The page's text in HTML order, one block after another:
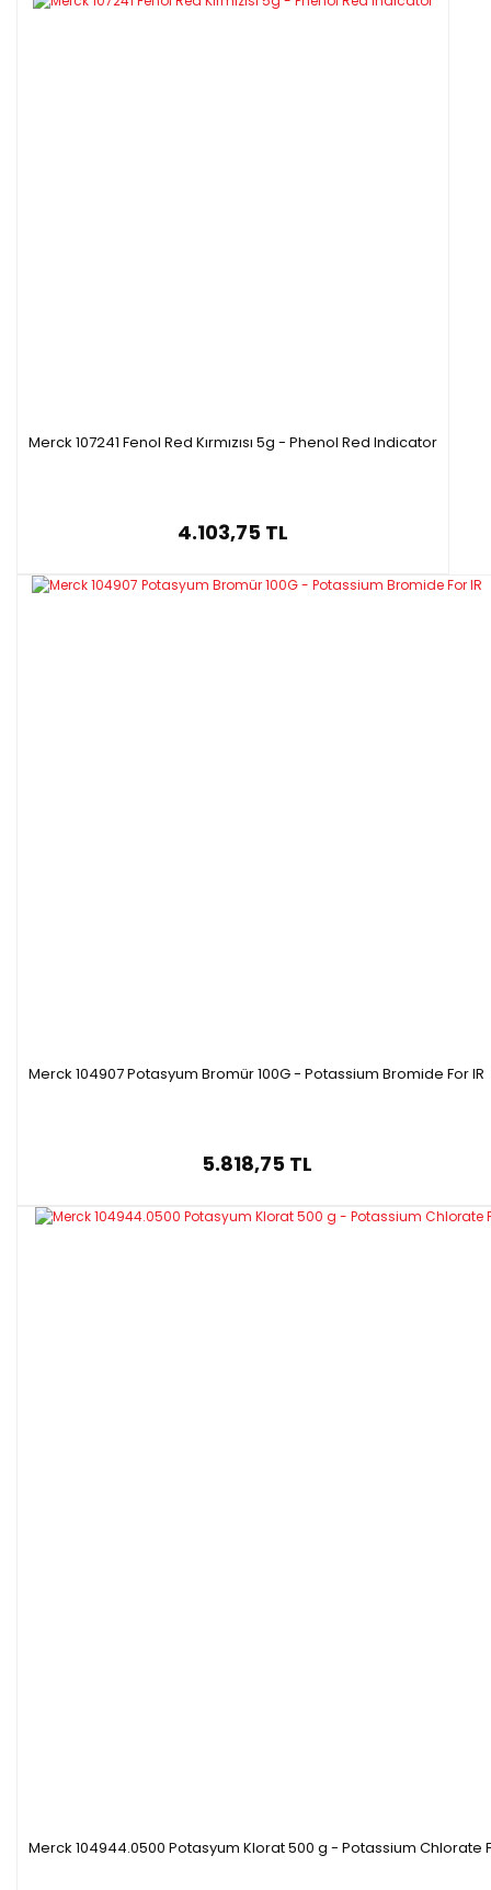
Merck 107241 Fenol Red Kırmızısı 5g - Phenol Red Indicator
4.103,75 TL
Merck 104907 Potasyum Bromür 100G - Potassium Bromide For IR
5.818,75 TL
Merck 104944.0500 Potasyum Klorat 500 g - Potassium Chlorate